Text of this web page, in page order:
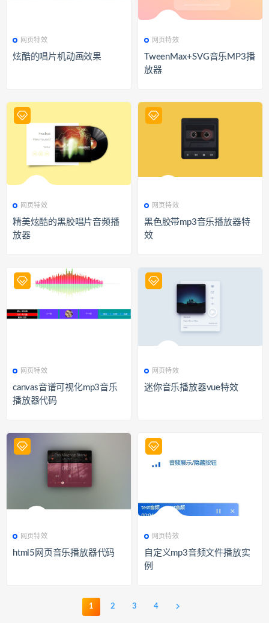
319
网页特效
炫酷的唱片机动画效果
328
网页特效
TweenMax+SVG音乐MP3播
放器
337
网页特效
精美炫酷的黑胶唱片音频播
放器
349
网页特效
黑色胶带mp3音乐播放器特
效
329
网页特效
canvas音谱可视化mp3音乐
播放器代码
350
网页特效
迷你音乐播放器vue特效
313
网页特效
html5网页音乐播放器代码
339
网页特效
自定义mp3音频文件播放实
例
1 2 3 4